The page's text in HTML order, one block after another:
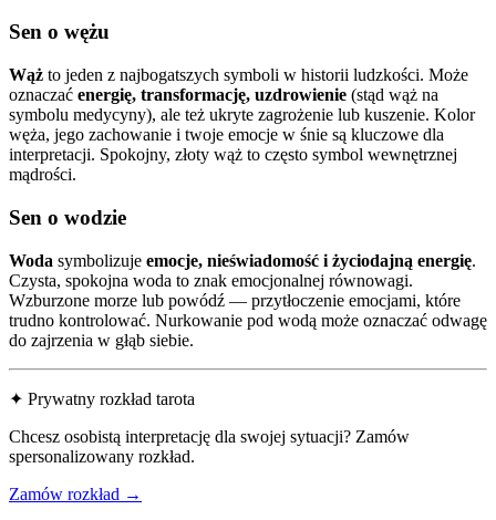
Sen o wężu
Wąż to jeden z najbogatszych symboli w historii ludzkości. Może
oznaczać energię, transformację, uzdrowienie (stąd wąż na
symbolu medycyny), ale też ukryte zagrożenie lub kuszenie. Kolor
węża, jego zachowanie i twoje emocje w śnie są kluczowe dla
interpretacji. Spokojny, złoty wąż to często symbol wewnętrznej
mądrości.
Sen o wodzie
Woda symbolizuje emocje, nieświadomość i życiodajną energię.
Czysta, spokojna woda to znak emocjonalnej równowagi.
Wzburzone morze lub powódź — przytłoczenie emocjami, które
trudno kontrolować. Nurkowanie pod wodą może oznaczać odwagę
do zajrzenia w głąb siebie.
✦ Prywatny rozkład tarota
Chcesz osobistą interpretację dla swojej sytuacji? Zamów
spersonalizowany rozkład.
Zamów rozkład →